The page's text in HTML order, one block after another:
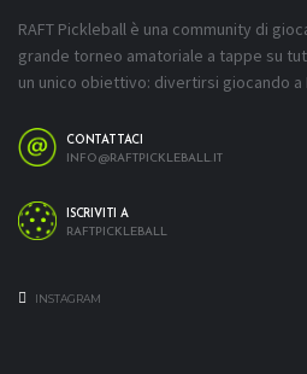
RAFT Pickleball è una community di
grande torneo amatoriale a tappe su
un unico obiettivo: divertirsi giocando a
CONTATTACI
INFO@RAFTPICKLEBALL.IT
ISCRIVITI A
RAFTPICKLEBALL
INSTAGRAM